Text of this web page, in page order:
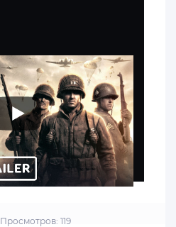
Просмотров: 119